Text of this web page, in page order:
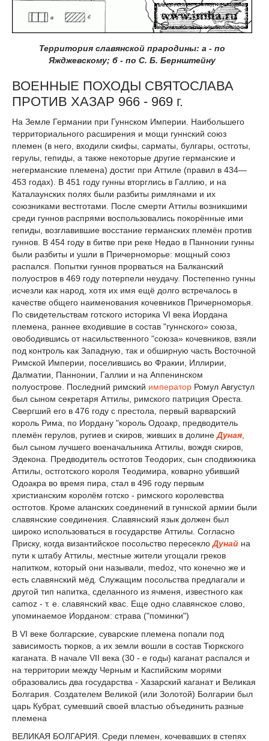
Территория славянской прародины: а - по
Яжджевскому; б - по С. Б. Бернштейну
ВОЕННЫЕ ПОХОДЫ СВЯТОСЛАВА
ПРОТИВ ХАЗАР 966 - 969 г.
На Земле Германии при Гуннском Империи. Наибольшего
территориального расширения и мощи гуннский союз
племен (в него, входили скифы, сарматы, булгары, остготы,
герулы, гепиды, а также некоторые другие германские и
негерманские племена) достиг при Аттиле (правил в 434—
453 годах). В 451 году гунны вторглись в Галлию, и на
Каталаунских полях были разбиты римлянами и их
союзниками вестготами. После смерти Аттилы возникшими
среди гуннов распрями воспользовались покорённые ими
гепиды, возглавившие восстание германских племён против
гуннов. В 454 году в битве при реке Недао в Паннонии гунны
были разбиты и ушли в Причерноморье: мощный союз
распался. Попытки гуннов прорваться на Балканский
полуостров в 469 году потерпели неудачу. Постепенно гунны
исчезли как народ, хотя их имя ещё долго встречалось в
качестве общего наименования кочевников Причерноморья.
По свидетельствам готского историка VI века Иордана
племена, раннее входившие в состав "гуннского» союза,
овободившись от насильственного "союза» кочевников, взяли
под контроль как Западную, так и обширную часть Восточной
Римской Империи, поселившись во Фракии, Иллирии,
Далматии, Паннонии, Галлии и на Аппенинском
полуострове. Последний римский император Ромул Августул
был сыном секретаря Аттилы, римского патриция Ореста.
Свергший его в 476 году с престола, первый варварский
король Рима, по Иордану "король Одоакр, предводитель
племён герулов, ругиев и скиров, живших в долинеДуная
был сыном лучшего военачальника Аттилы, вождя скиров,
Эдекона. Предводитель остготов Теодорих, сын сподвижника
Аттилы, остготского короля Теодимира, коварно убивший
Одоакра во время пира, стал в 496 году первым
христианским королём готско - римского королевства
остготов. Кроме аланских соединений в гуннской армии были
славянские соединения. Славянский язык должен был
широко использоваться в государстве Аттилы. Согласно
Приску, когда византийское посольство пересеклоДунай на
пути к штабу Аттилы, местные жители угощали греков
напитком, который они называли, medoz, что конечно же и
есть славянский мёд. Служащим посольства предлагали и
другой тип напитка, сделанного из ячменя, известного как
camoz - т. е. славянский квас. Еще одно славянское слово,
упоминаемое Иорданом: страва ("поминки")
В VI веке болгарские, суварские племена попали под
зависимость тюрков, а их земли вошли в состав Тюркского
каганата. В начале VII века (30 - е годы) каганат распался и
на территории между Черным и Каспийским морями
образовались два государства - Хазарский каганат и Великая
Болгария. Создателем Великой (или Золотой) Болгарии был
царь Кубрат, сумевший своей властью объединить разные
племена
ВЕЛИКАЯ БОЛГАРИЯ. Среди племен, кочевавших в степях